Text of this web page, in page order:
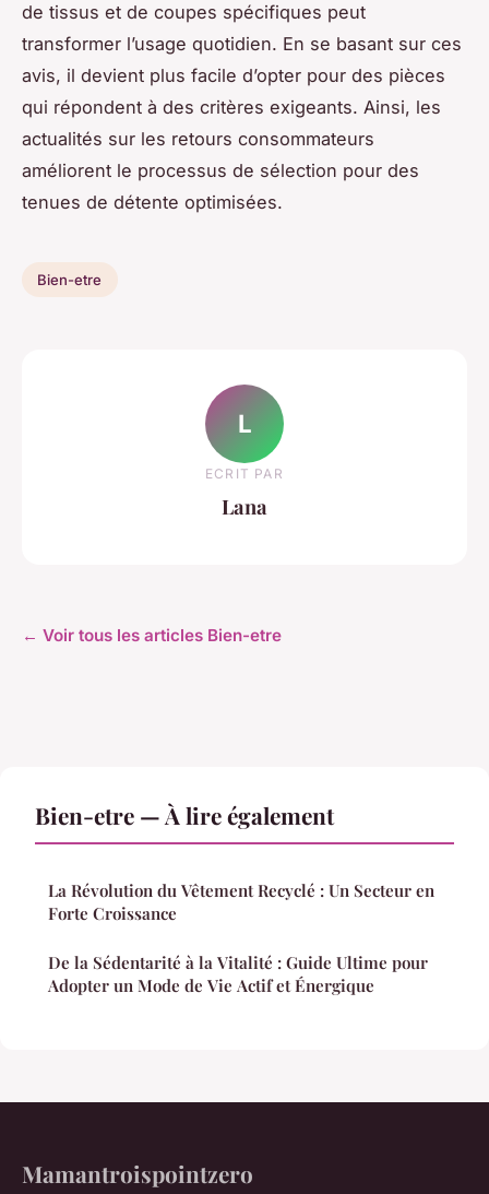
de tissus et de coupes spécifiques peut
transformer l’usage quotidien. En se basant sur ces
avis, il devient plus facile d’opter pour des pièces
qui répondent à des critères exigeants. Ainsi, les
actualités sur les retours consommateurs
améliorent le processus de sélection pour des
tenues de détente optimisées.
Bien-etre
L
ECRIT PAR
Lana
← Voir tous les articles Bien-etre
Bien-etre — À lire également
La Révolution du Vêtement Recyclé : Un Secteur en
Forte Croissance
De la Sédentarité à la Vitalité : Guide Ultime pour
Adopter un Mode de Vie Actif et Énergique
Mamantroispointzero